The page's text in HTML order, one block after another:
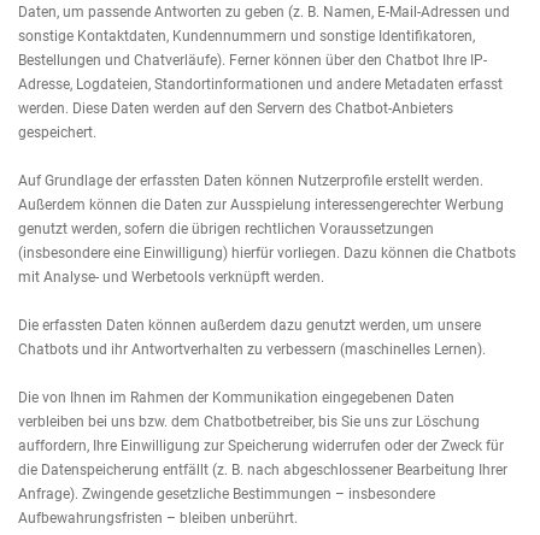
Daten, um passende Antworten zu geben (z. B. Namen, E-Mail-Adressen und
sonstige Kontaktdaten, Kundennummern und sonstige Identifikatoren,
Bestellungen und Chatverläufe). Ferner können über den Chatbot Ihre IP-
Adresse, Logdateien, Standortinformationen und andere Metadaten erfasst
werden. Diese Daten werden auf den Servern des Chatbot-Anbieters
gespeichert.
Auf Grundlage der erfassten Daten können Nutzerprofile erstellt werden.
Außerdem können die Daten zur Ausspielung interessengerechter Werbung
genutzt werden, sofern die übrigen rechtlichen Voraussetzungen
(insbesondere eine Einwilligung) hierfür vorliegen. Dazu können die Chatbots
mit Analyse- und Werbetools verknüpft werden.
Die erfassten Daten können außerdem dazu genutzt werden, um unsere
Chatbots und ihr Antwortverhalten zu verbessern (maschinelles Lernen).
Die von Ihnen im Rahmen der Kommunikation eingegebenen Daten
verbleiben bei uns bzw. dem Chatbotbetreiber, bis Sie uns zur Löschung
auffordern, Ihre Einwilligung zur Speicherung widerrufen oder der Zweck für
die Datenspeicherung entfällt (z. B. nach abgeschlossener Bearbeitung Ihrer
Anfrage). Zwingende gesetzliche Bestimmungen – insbesondere
Aufbewahrungsfristen – bleiben unberührt.